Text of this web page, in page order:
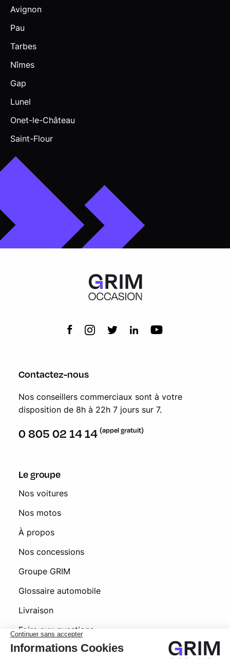
Avignon
Pau
Tarbes
Nîmes
Gap
Lunel
Onet-le-Château
Saint-Flour
Contactez-nous
Nos conseillers commerciaux sont à votre
disposition de 8h à 22h 7 jours sur 7.
0 805 02 14 14 (appel gratuit)
Le groupe
Nos voitures
Nos motos
À propos
Nos concessions
Groupe GRIM
Glossaire automobile
Livraison
Foire aux questions